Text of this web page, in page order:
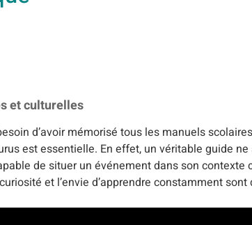
et culturelles
d’avoir mémorisé tous les manuels
est essentielle. En effet, un véritable guide
de situer un événement dans son contexte
et l’envie d’apprendre constamment